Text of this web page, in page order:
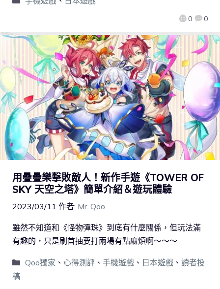
0 0
用疊疊樂擊敗敵人！新作手遊《TOWER OF
SKY 天空之塔》簡單介紹＆遊玩體驗
2023/03/11 作者: Mr. Qoo
雖然不知道和《怪物彈珠》到底有什麼關係，但玩法滿
有趣的，只是刷首抽要打兩場有點麻煩啊～～～
Qoo獨家 、 心得測評、 手機遊戲、 日本遊戲、 讀者投
稿